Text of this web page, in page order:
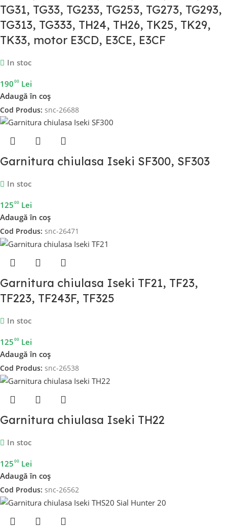
TG31, TG33, TG233, TG253, TG273, TG293,
TG313, TG333, TH24, TH26, TK25, TK29,
TK33, motor E3CD, E3CE, E3CF
In stoc
19000 Lei
Adaugă în coș
Cod Produs: snc-26688
Garnitura chiulasa Iseki SF300, SF303
In stoc
12500 Lei
Adaugă în coș
Cod Produs: snc-26471
Garnitura chiulasa Iseki TF21, TF23,
TF223, TF243F, TF325
In stoc
12500 Lei
Adaugă în coș
Cod Produs: snc-26538
Garnitura chiulasa Iseki TH22
In stoc
12500 Lei
Adaugă în coș
Cod Produs: snc-26562